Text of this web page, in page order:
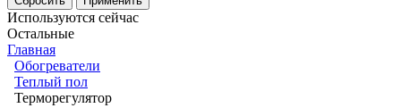
Используются сейчас
Остальные
Главная
Обогреватели
Теплый пол
Терморегулятор